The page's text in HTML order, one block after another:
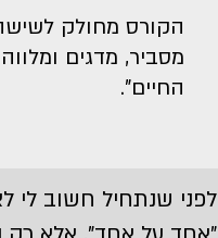
הקורס מחולק
מסביר, מדגים
החיים".
לפני שנתחיל חשוב לי